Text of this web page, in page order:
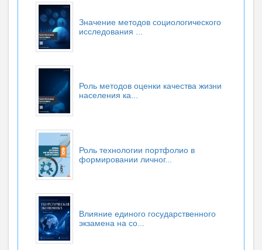
Значение методов социологического
исследования ...
Роль методов оценки качества жизни
населения ка...
Роль технологии портфолио в
формировании личног...
Влияние единого государственного
экзамена на со...